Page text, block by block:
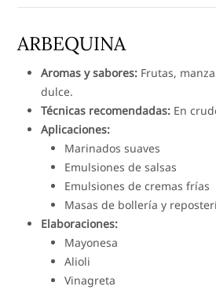
ARBEQUINA
Aromas y sabores: Frutas,
dulce.
Técnicas recomendadas: En
Aplicaciones:
Marinados suaves
Emulsiones de salsas
Emulsiones de cremas frías
Masas de bollería y
Elaboraciones:
Mayonesa
Alioli
Vinagreta